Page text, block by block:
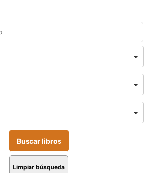
Limpiar búsqueda